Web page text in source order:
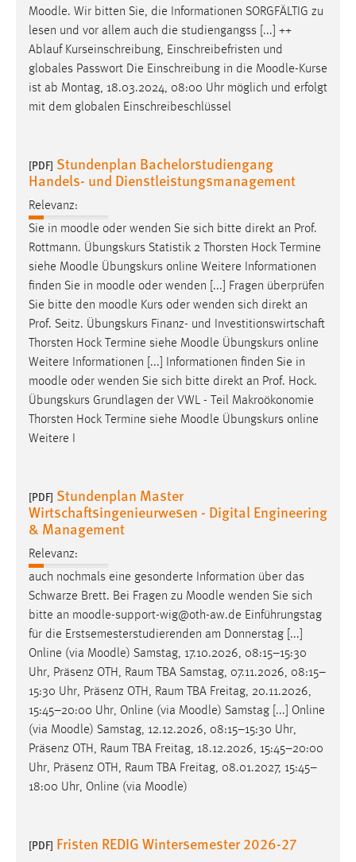
Moodle. Wir bitten Sie, die Informationen SORGFÄLTIG zu
lesen und vor allem auch die studiengangss [...] ++
Ablauf Kurseinschreibung, Einschreibefristen und
globales Passwort Die Einschreibung in die Moodle-Kurse
ist ab Montag, 18.03.2024, 08:00 Uhr möglich und erfolgt
mit dem globalen Einschreibeschlüssel
[PDF] Stundenplan Bachelorstudiengang
Handels- und Dienstleistungsmanagement
Relevanz:
Sie in moodle oder wenden Sie sich bitte direkt an Prof.
Rottmann. Übungskurs Statistik 2 Thorsten Hock Termine
siehe Moodle Übungskurs online Weitere Informationen
finden Sie in moodle oder wenden [...] Fragen überprüfen
Sie bitte den moodle Kurs oder wenden sich direkt an
Prof. Seitz. Übungskurs Finanz- und Investitionswirtschaft
Thorsten Hock Termine siehe Moodle Übungskurs online
Weitere Informationen [...] Informationen finden Sie in
moodle oder wenden Sie sich bitte direkt an Prof. Hock.
Übungskurs Grundlagen der VWL - Teil Makroökonomie
Thorsten Hock Termine siehe Moodle Übungskurs online
Weitere I
[PDF] Stundenplan Master
Wirtschaftsingenieurwesen - Digital Engineering
& Management
Relevanz:
auch nochmals eine gesonderte Information über das
Schwarze Brett. Bei Fragen zu Moodle wenden Sie sich
bitte an moodle-support-wig@oth-aw.de Einführungstag
für die Erstsemesterstudierenden am Donnerstag [...]
Online (via Moodle) Samstag, 17.10.2026, 08:15–15:30
Uhr, Präsenz OTH, Raum TBA Samstag, 07.11.2026, 08:15–
15:30 Uhr, Präsenz OTH, Raum TBA Freitag, 20.11.2026,
15:45–20:00 Uhr, Online (via Moodle) Samstag [...] Online
(via Moodle) Samstag, 12.12.2026, 08:15–15:30 Uhr,
Präsenz OTH, Raum TBA Freitag, 18.12.2026, 15:45–20:00
Uhr, Präsenz OTH, Raum TBA Freitag, 08.01.2027, 15:45–
18:00 Uhr, Online (via Moodle)
[PDF] Fristen REDIG Wintersemester 2026-27